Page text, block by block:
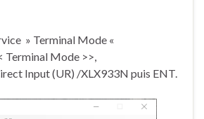
» Terminal Mode «
Terminal Mode >>,
Input (UR) /XLX933N puis ENT.